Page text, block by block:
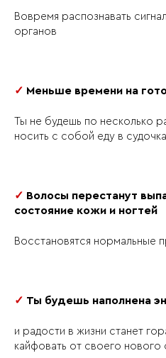
растяжка всего
Вовремя распознавать
органов
✓ Меньше времени на
Ты не будешь по несколько
носить с собой еду в
✓ Волосы перестанут
состояние кожи и ногтей
Восстановятся нормальные
✓ Ты будешь наполнена
и радости в жизни станет
кайфовать от своего нового